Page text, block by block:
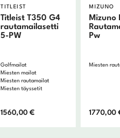
TITLEIST
Titleist T350 G4
rautamailasetti
5-PW
Golfmailat
Miesten mailat
Miesten rautamailat
Miesten täyssetit
1560,00€
MIZUNO
Mizuno
Pw
Miesten
1770,00